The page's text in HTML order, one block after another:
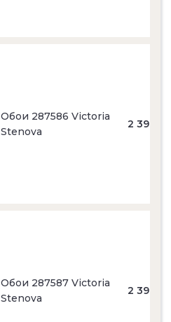
Обои 287586 Victoria
Stenova
2 390
Обои 287587 Victoria
Stenova
2 390